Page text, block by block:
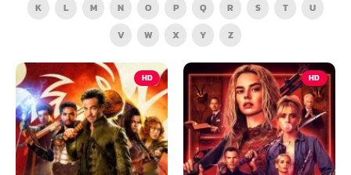
K
L M N O P Q R S T
U
V
W X Y Z
HD HD